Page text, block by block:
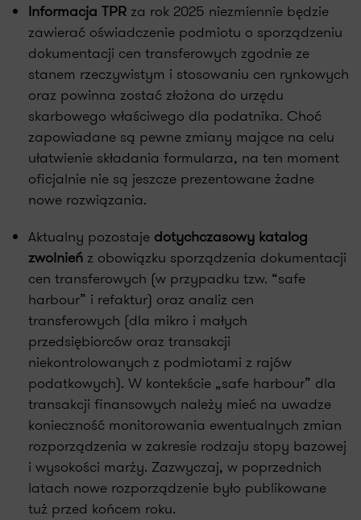
Informacja TPRza rok 2025 niezmiennie będzie
zawierać oświadczenie podmiotu o sporządzeniu
dokumentacji cen transferowych zgodnie ze
stanem rzeczywistym i stosowaniu cen rynkowych
oraz powinna zostać złożona do urzędu
skarbowego właściwego dla podatnika. Choć
zapowiadane są pewne zmiany mające na celu
ułatwienie składania formularza, na ten moment
oficjalnie nie są jeszcze prezentowane żadne
nowe rozwiązania.
Aktualny pozostaje dotychczasowy katalog
zwolnieńz obowiązku sporządzenia dokumentacji
cen transferowych (w przypadku tzw. “safe
harbour” i refaktur) oraz analiz cen
transferowych (dla mikro i małych
przedsiębiorców oraz transakcji
niekontrolowanych z podmiotami z rajów
podatkowych). W kontekście „safe harbour” dla
transakcji finansowych należy mieć na uwadze
konieczność monitorowania ewentualnych zmian
rozporządzenia w zakresie rodzaju stopy bazowej
i wysokości marży. Zazwyczaj, w poprzednich
latach nowe rozporządzenie było publikowane
tuż przed końcem roku.